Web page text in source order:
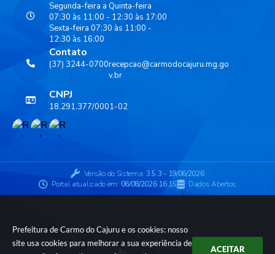
Prefeitura de Carmo do Cajuru e os cookies: nosso
site usa cookies para melhorar a sua experiência de
ACEITAR
Contato
(37) 3244-0700recepcao@carmodocajuru.mg.go
v.br
Segunda-feira a Quinta-feira
07:30 às 11:00 - 12:30 às 17:00
Sexta-feira 07:30 às 11:00 -
12:30 às 16:00
CNPJ
18.291.377/0001-02
Versão do Sistema:3.5.3 - 19/06/2026
Portal atualizado em: 06/08/2026 16:15 Dados Abertos